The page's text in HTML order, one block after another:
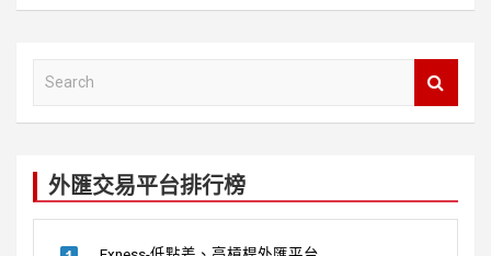
ce
o
o
k
e
tt
外匯交易平台排行榜